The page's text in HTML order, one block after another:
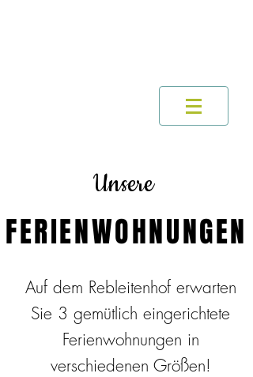
Unsere
FERIENWOHNUNGEN
Auf dem Rebleitenhof erwarten
Sie 3 gemütlich eingerichtete
Ferienwohnungen in
verschiedenen Größen!